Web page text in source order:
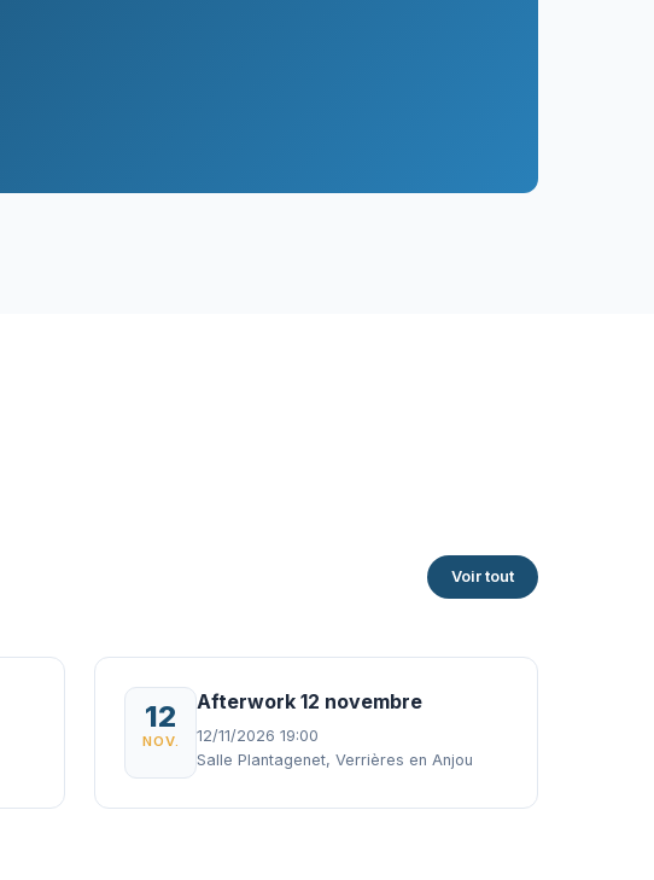
Voir tout
12
NOV.
Afterwork 12 novembre
12/11/2026 19:00
Salle Plantagenet, Verrières en Anjou